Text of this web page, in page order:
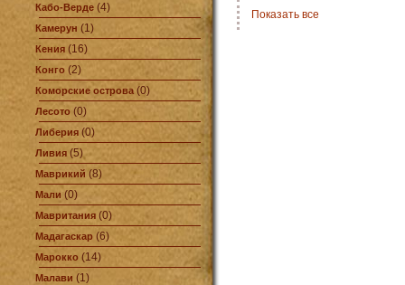
Кабо-Верде (4)
Камерун (1)
Кения (16)
Конго (2)
Коморские острова(0)
Лесото (0)
Либерия (0)
Ливия (5)
Маврикий (8)
Мали (0)
Мавритания (0)
Мадагаскар (6)
Марокко (14)
Малави (1)
Показать все